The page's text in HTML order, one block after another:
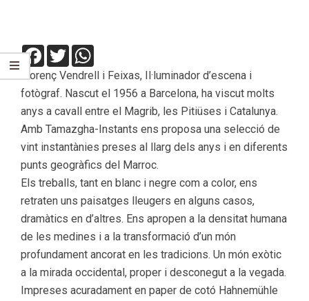
Facebook
Twitter
Llorenç Vendrell i Feixas, Il·luminador d’escena i
fotògraf. Nascut el 1956 a Barcelona, ha viscut molts
anys a cavall entre el Magrib, les Pitiüses i Catalunya.
Amb Tamazgha-Instants ens proposa una selecció de
vint instantànies preses al llarg dels anys i en diferents
punts geogràfics del Marroc.
Els treballs, tant en blanc i negre com a color, ens
retraten uns paisatges lleugers en alguns casos,
dramàtics en d’altres. Ens apropen a la densitat humana
de les medines i a la transformació d’un món
profundament ancorat en les tradicions. Un món exòtic
a la mirada occidental, proper i desconegut a la vegada.
Impreses acuradament en paper de cotó Hahnemühle